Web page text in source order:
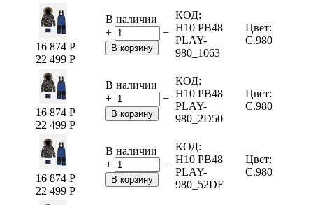
16 874 Р
22 499 Р
В наличии
+
−
В корзину
КОД:
H10 PB48
PLAY-
980_1063
Цвет:
C.980
16 874 Р
22 499 Р
В наличии
+
−
В корзину
КОД:
H10 PB48
PLAY-
980_2D50
Цвет:
C.980
16 874 Р
22 499 Р
В наличии
+
−
В корзину
КОД:
H10 PB48
PLAY-
980_52DF
Цвет:
C.980